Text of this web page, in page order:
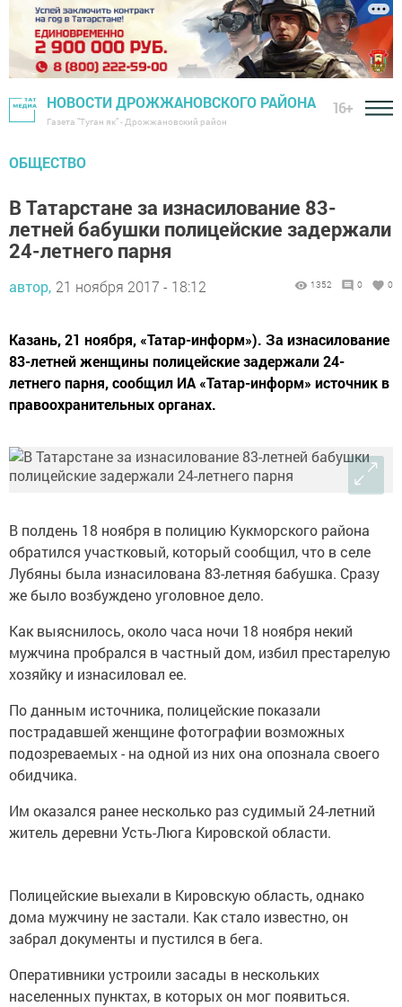
НОВОСТИ ДРОЖЖАНОВСКОГО РАЙОНА
Газета "Туган як" - Дрожжановский район
16+
ОБЩЕСТВО
В Татарстане за изнасилование 83-
летней бабушки полицейские задержали
24-летнего парня
автор, 21 ноября 2017 - 18:12 1352 0 0
Казань, 21 ноября, «Татар-информ»). За изнасилование
83-летней женщины полицейские задержали 24-
летнего парня, сообщил ИА «Татар-информ» источник в
правоохранительных органах.
В полдень 18 ноября в полицию Кукморского района
обратился участковый, который сообщил, что в селе
Лубяны была изнасилована 83-летняя бабушка. Сразу
же было возбуждено уголовное дело.
Как выяснилось, около часа ночи 18 ноября некий
мужчина пробрался в частный дом, избил престарелую
хозяйку и изнасиловал ее.
По данным источника, полицейские показали
пострадавшей женщине фотографии возможных
подозреваемых - на одной из них она опознала своего
обидчика.
Им оказался ранее несколько раз судимый 24-летний
житель деревни Усть-Люга Кировской области.
Полицейские выехали в Кировскую область, однако
дома мужчину не застали. Как стало известно, он
забрал документы и пустился в бега.
Оперативники устроили засады в нескольких
населенных пунктах, в которых он мог появиться.